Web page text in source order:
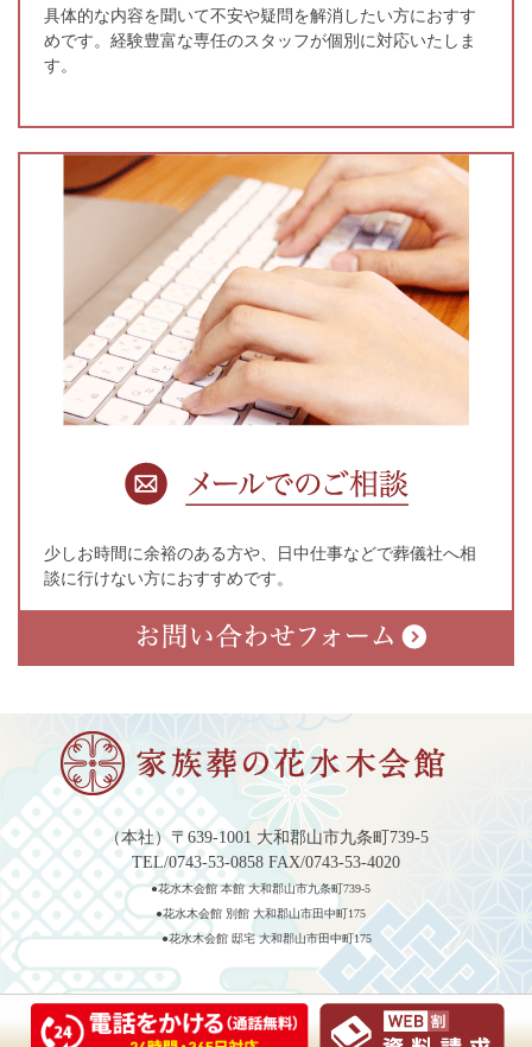
具体的な内容を聞いて不安や疑問を解消したい方におすす
めです。経験豊富な専任のスタッフが個別に対応いたしま
す。
少しお時間に余裕のある方や、日中仕事などで葬儀社へ相
談に行けない方におすすめです。
（本社）〒639-1001 大和郡山市九条町739-5
TEL/0743-53-0858 FAX/0743-53-4020
●花水木会館 本館 大和郡山市九条町739-5
●花水木会館 別館 大和郡山市田中町175
●花水木会館 邸宅 大和郡山市田中町175